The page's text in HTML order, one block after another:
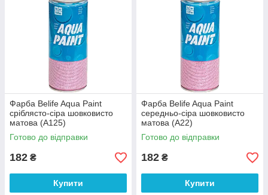
Фарба Belife Aqua Paint
сріблясто-сіра шовковисто
матова (A125)
Готово до відправки
182 ₴
Купити
Фарба Belife Aqua Paint
середньо-сіра шовковисто
матова (A22)
Готово до відправки
182 ₴
Купити